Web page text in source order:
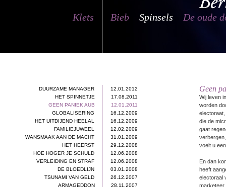
Geen
Wij leven
worden
die de
gaat
voelt u
En dan
heeft
electoraal
marketeer
Bieb Spinsels De oude
Klets
DUURZAME MANAGER
12.01.2012
HET SPINNETJE
17.08.2011
GEEN PANIEK AUB
12.01.2011
GLOBALISERING
16.12.2009
HET UITDIJEND HEELAL
16.12.2009
FAMILIEJUWEEL
12.02.2009
WANSMAAK AAN DE MACHT
31.01.2009
HET HEERST
29.12.2008
HOE HOGER JE SCHULD
12.06.2008
VERLEIDING EN STRAF
12.06.2008
DE BLOEDLIJN
03.01.2008
TSUNAMI VAN GELD
26.12.2007
ARMAGEDDON
28.11.2007